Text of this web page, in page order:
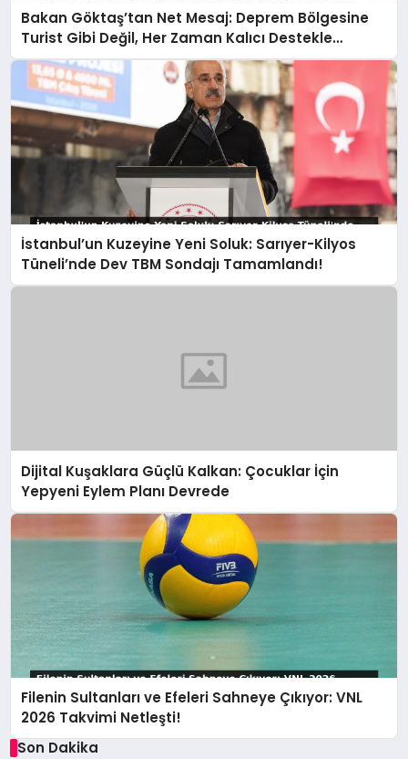
Bakan Göktaş’tan Net Mesaj: Deprem Bölgesine
Turist Gibi Değil, Her Zaman Kalıcı Destekle
Gidiyoruz!
İstanbul’un Kuzeyine Yeni Soluk: Sarıyer-Kilyos
Tüneli’nde Dev TBM Sondajı Tamamlandı!
Dijital Kuşaklara Güçlü Kalkan: Çocuklar İçin
Yepyeni Eylem Planı Devrede
Filenin Sultanları ve Efeleri Sahneye Çıkıyor: VNL
2026 Takvimi Netleşti!
Son Dakika